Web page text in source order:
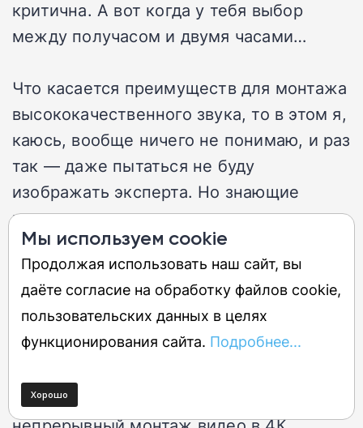
критична. А вот когда у тебя выбор
между получасом и двумя часами…
Что касается преимуществ для монтажа
высококачественного звука, то в этом я,
каюсь, вообще ничего не понимаю, и раз
так — даже пытаться не буду
изображать эксперта. Но знающие
парни говорят — толковая штука.
Каков мой вывод по итогам знакомства
с Mac Pro?
Если вы очень состоятельный человек и
компьютере задач не входит
Мы используем cookie
Продолжая использовать наш сайт, вы
даёте согласие на обработку файлов cookie,
пользовательских данных в целях
функционирования сайта. Подробнее...